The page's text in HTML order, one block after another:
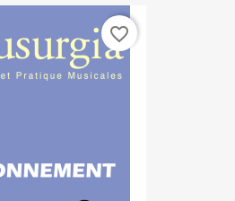
favorite_border